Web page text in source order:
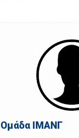
Ομάδα ΙΜΑΝΓ